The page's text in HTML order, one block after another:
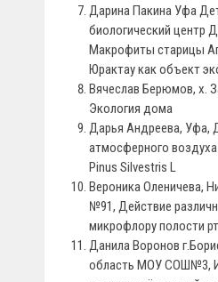
Дарина Пакина Уфа
биологический центр
Макрофиты старицы
Юрактау как объект
Вячеслав Берюмов, х.
Экология дома
Дарья Андреева, Уфа,
атмосферного
Pinus Silvestris L
Вероника Оленичева,
№91, Действие
микрофлору полости
Данила Воронов
область МОУ СОШ№3,